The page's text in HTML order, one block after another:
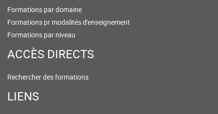
Formations par domaine
Formations pr modalités d'enseignement
Formations par niveau
ACCÈS DIRECTS
Rechercher des formations
LIENS